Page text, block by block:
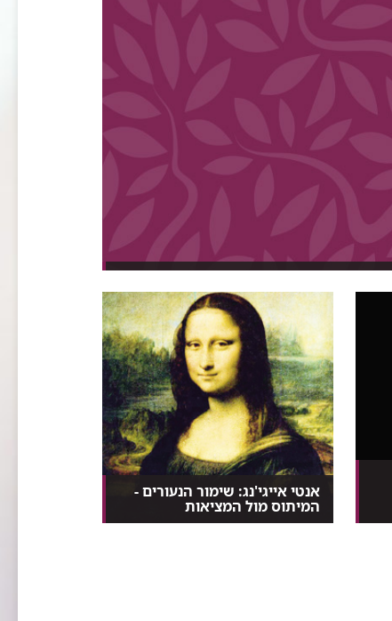
אנטי אייגי'נג: שימור הנעורים -
המיתוס מול המציאות
ד"ר משה זלוצובר מציג את היתרונות